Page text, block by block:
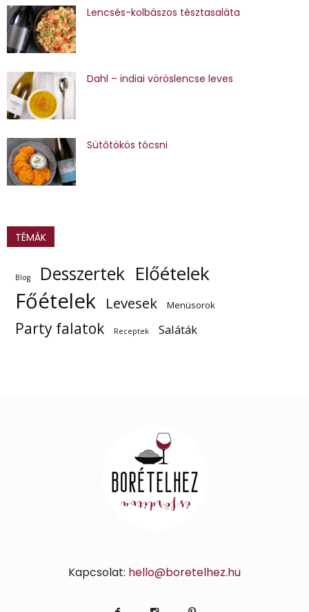
Lencsés-kolbászos tésztasaláta
Dahl – indiai vöröslencse leves
Sütőtökös tócsni
TÉMÁK
Blog Desszertek Előételek
Főételek Levesek Menüsorok
Party falatok Receptek Saláták
Kapcsolat: hello@boretelhez.hu